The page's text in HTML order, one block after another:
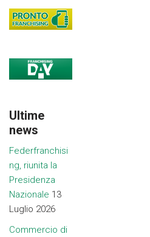
Ultime
news
Federfranchisi
ng, riunita la
Presidenza
Nazionale 13
Luglio 2026
Commercio di